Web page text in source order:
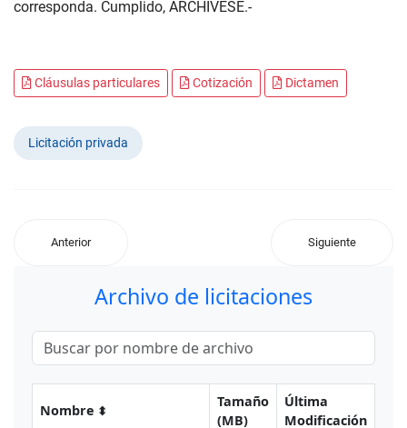
corresponda. Cumplido, ARCHÍVESE.-
Cláusulas particulares Cotización Dictamen
Licitación privada
Anterior Siguiente